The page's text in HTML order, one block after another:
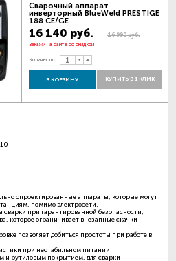
Сварочный аппарат
инверторный BlueWeld PRESTIGE
188 СЕ/GE
16 140 руб. 16 990 руб.
Закажи на сайте со скидкой
Количество:
В КОРЗИНУ КУПИТЬ В 1 КЛИК
спроектированные аппараты, которые могут
помимо электросети.
сварки при гарантированной безопасности,
которое ограничивает внезапные скачки
позволяет добиться простоты при работе в
при нестабильном питании.
и рутиловым покрытием, для сварки